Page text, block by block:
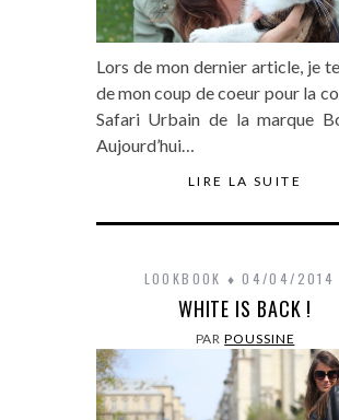
Lors de mon dernier article, je
de mon coup de coeur pour la
Safari Urbain de la marque
Aujourd’hui…
LIRE LA SUITE
LOOKBOOK 04/04/2014
WHITE IS BACK !
PARPOUSSINE